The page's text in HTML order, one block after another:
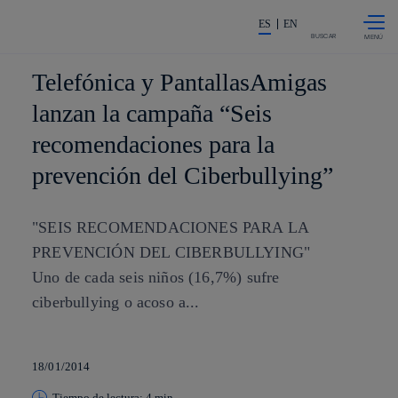
La acción en accionistas e
ES EN
BUSCAR
Telefónica y PantallasAmigas
lanzan la campaña “Seis
recomendaciones para la
prevención del Ciberbullying”
"SEIS RECOMENDACIONES PARA LA
PREVENCIÓN DEL CIBERBULLYING"
Uno de cada seis niños (16,7%) sufre
ciberbullying o acoso a...
18/01/2014